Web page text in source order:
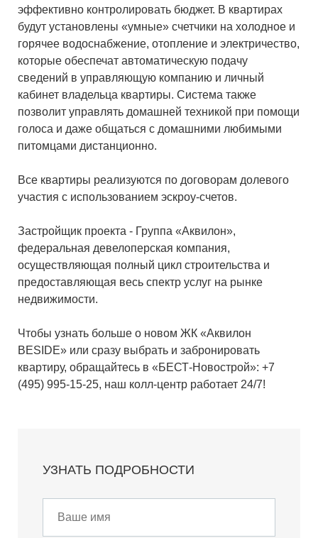
эффективно контролировать бюджет. В квартирах
будут установлены «умные» счетчики на холодное и
горячее водоснабжение, отопление и электричество,
которые обеспечат автоматическую подачу
сведений в управляющую компанию и личный
кабинет владельца квартиры. Система также
позволит управлять домашней техникой при помощи
голоса и даже общаться с домашними любимыми
питомцами дистанционно.
Все квартиры реализуются по договорам долевого
участия с использованием эскроу-счетов.
Застройщик проекта - Группа «Аквилон»,
федеральная девелоперская компания,
осуществляющая полный цикл строительства и
предоставляющая весь спектр услуг на рынке
недвижимости.
Чтобы узнать больше о новом ЖК «Аквилон
BESIDE» или сразу выбрать и забронировать
квартиру, обращайтесь в «БЕСТ-Новострой»: +7
(495) 995-15-25, наш колл-центр работает 24/7!
УЗНАТЬ ПОДРОБНОСТИ